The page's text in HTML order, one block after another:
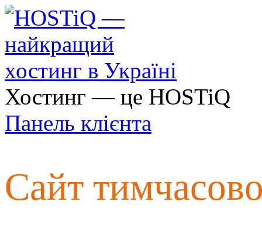
Хостинг — це HOSTiQ
Панель клієнта
Сайт